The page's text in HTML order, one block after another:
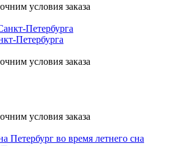
условия заказа
Петербурга
условия заказа
условия заказа